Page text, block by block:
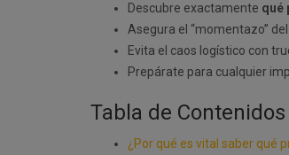
Descubre exactamente qué
Asegura el “momentazo”
Evita el caos logístico con
Prepárate para cualquier
Tabla de Contenidos
¿Por qué es vital saber qué